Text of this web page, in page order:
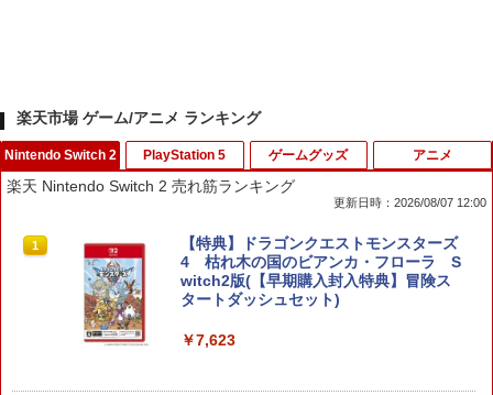
楽天市場 ゲーム/アニメ ランキング
Nintendo Switch 2
楽天 Nintendo Switch 2 売れ筋ランキング
更新日時：2026/08/07 12:00
1
【特典】ドラゴンクエストモンスターズ
4 枯れ木の国のビアンカ・フローラ S
witch2版(【早期購入封入特典】冒険ス
タートダッシュセット)
￥7,623
PlayStation 5 ゲームグッズ アニメ